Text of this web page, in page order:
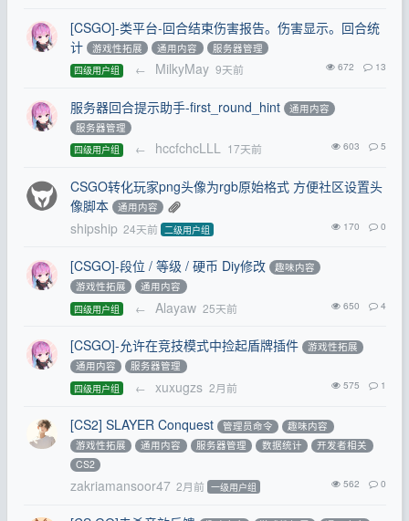
[CSGO]-类平台-回合结束伤害报告。伤害显示。回合统
计
游戏性拓展 通用内容 服务器管理
四级用户组 ← MilkyMay 9天前 672 13
服务器回合提示助手-first_round_hint
通用内容
服务器管理
四级用户组 ← hccfchcLLL 17天前 603 5
CSGO转化玩家png头像为rgb原始格式 方便社区设置头
像脚本
通用内容
shipship 24天前 二级用户组 170 0
[CSGO]-段位 / 等级 / 硬币 Diy修改
趣味内容
游戏性拓展
通用内容
四级用户组 ← Alayaw 25天前 650 4
[CSGO]-允许在竞技模式中捡起盾牌插件
游戏性拓展
通用内容
服务器管理
四级用户组 ← xuxugzs 2月前 575 1
[CS2] SLAYER Conquest 管理员命令
趣味内容
游戏性拓展
通用内容 服务器管理 数据统计
开发者相关
CS2
zakriamansoor47 2月前 一级用户组 562 0